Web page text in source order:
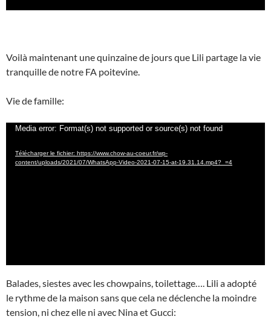
Voilà maintenant une quinzaine de jours que Lili partage la vie
tranquille de notre FA poitevine.
Vie de famille:
Lecteur
Media error: Format(s) not supported or source(s) not found
Télécharger le fichier: https://www.chow-au-coeur.fr/wp-
content/uploads/2021/07/WhatsApp-Video-2021-07-15-at-19.31.14.mp4?_=4
Balades, siestes avec les chowpains, toilettage…. Lili a adopté
le rythme de la maison sans que cela ne déclenche la moindre
tension, ni chez elle ni avec Nina et Gucci: